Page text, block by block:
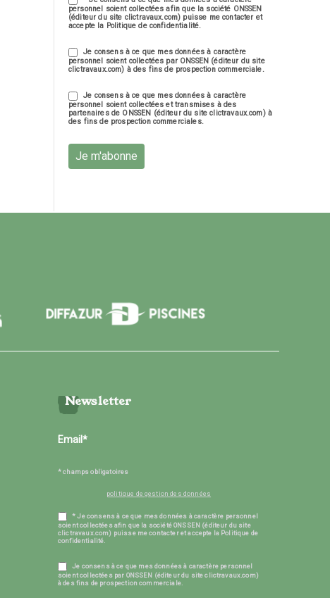
personnel soient collectées afin que la société ONSSEN
(éditeur du site clictravaux.com) puisse me contacter et
accepte la Politique de confidentialité.
Je consens à ce que mes données à caractère
personnel soient collectées par ONSSEN (éditeur du site
clictravaux.com) à des fins de prospection commerciale.
Je consens à ce que mes données à caractère
personnel soient collectées et transmises à des
partenaires de ONSSEN (éditeur du site clictravaux.com) à
des fins de prospection commerciales.
Je m'abonne
Newsletter
* champs obligatoires
politique de gestion des données
* Je consens à ce que mes données à caractère personnel
soient collectées afin que la société ONSSEN (éditeur du site
clictravaux.com) puisse me contacter et accepte la Politique de
confidentialité.
Je consens à ce que mes données à caractère personnel
soient collectées par ONSSEN (éditeur du site clictravaux.com)
à des fins de prospection commerciale.